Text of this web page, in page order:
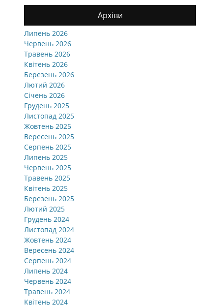
Архіви
Липень 2026
Червень 2026
Травень 2026
Квітень 2026
Березень 2026
Лютий 2026
Січень 2026
Грудень 2025
Листопад 2025
Жовтень 2025
Вересень 2025
Серпень 2025
Липень 2025
Червень 2025
Травень 2025
Квітень 2025
Березень 2025
Лютий 2025
Грудень 2024
Листопад 2024
Жовтень 2024
Вересень 2024
Серпень 2024
Липень 2024
Червень 2024
Травень 2024
Квітень 2024